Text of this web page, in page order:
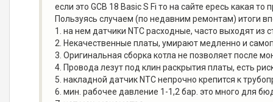
если это GCB 18 Basic S Fi то на сайте ересь какая
Пользуясь случаем (по недавним ремонтам) итоги
1. на нем датчики NTC расходные, часто выходят из
2. Некачественные платы, умирают медленно и
3. Оригинальная сборка котла не позволяет после
4. Провода лезут под клин раскрытия платы, есть
5. накладной датчик NTC непрочно крепится к
6. мин. рабочее давление 1-1,2 бар. это много для